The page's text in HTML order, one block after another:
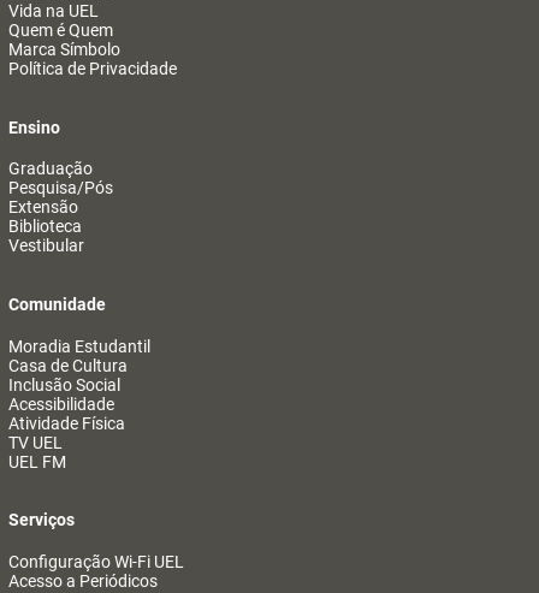
Vida na UEL
Quem é Quem
Marca Símbolo
Política de Privacidade
Ensino
Graduação
Pesquisa/Pós
Extensão
Biblioteca
Vestibular
Comunidade
Moradia Estudantil
Casa de Cultura
Inclusão Social
Acessibilidade
Atividade Física
TV UEL
UEL FM
Serviços
Configuração Wi-Fi UEL
Acesso a Periódicos